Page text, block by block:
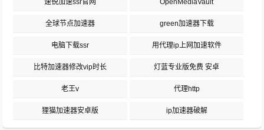
速锐加速ssr官网 OpenMediaVault
全球节点加速器 green加速器下载
电脑下载ssr 用代理ip上网加速软件
比特加速器修改vip时长 灯蓝专业版免费 安卓
老王v 代理http
狸猫加速器安卓版 ip加速器破解